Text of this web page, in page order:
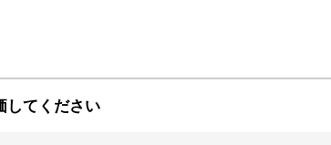
してください